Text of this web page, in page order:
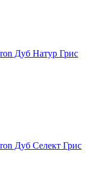
Дуб Натур Грис
Дуб Селект Грис